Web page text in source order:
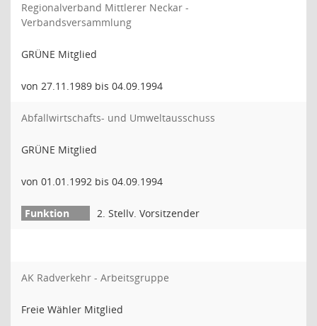
Regionalverband Mittlerer Neckar -
Verbandsversammlung
GRÜNE Mitglied
von 27.11.1989 bis 04.09.1994
Abfallwirtschafts- und Umweltausschuss
GRÜNE Mitglied
von 01.01.1992 bis 04.09.1994
2. Stellv. Vorsitzender
AK Radverkehr - Arbeitsgruppe
Freie Wähler Mitglied